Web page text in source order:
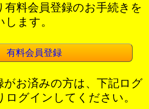
料会員登録のお手続きを
ます。
有料会員登録
がお済みの方は、下記ログ
ログインしてください。